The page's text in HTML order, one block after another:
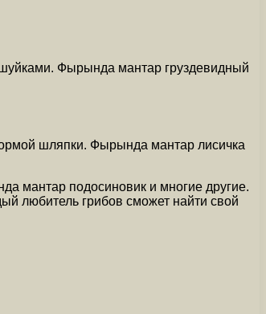
Фырында мантар груздевидный
шляпки. Фырында мантар лисичка
мантар подосиновик и многие другие.
любитель грибов сможет найти свой